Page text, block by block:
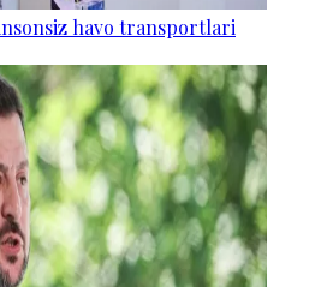
havo transportlari